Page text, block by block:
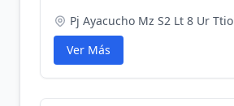
Pj Ayacucho Mz S2 Lt 8 Ur Ttio
Ver Más